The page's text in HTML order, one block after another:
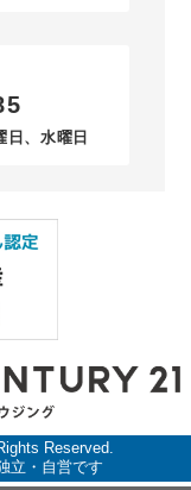
、水曜日
Reserved.
立・自営です